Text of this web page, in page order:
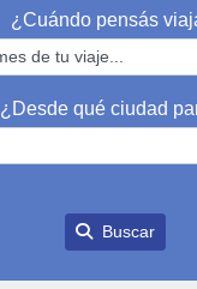
¿Cuándo pensás
¿Desde qué ciudad
Buscar